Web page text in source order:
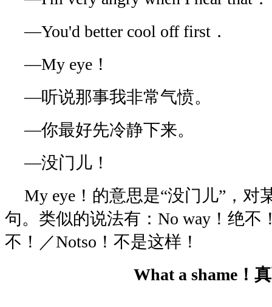
—You'd better cool off first．
—My eye！
—听说那事我非常气愤。
—你最好先冷静下来。
—没门儿！
My eye！的意思是“没门儿”，对
句。类似的说法有：No way！绝不
不！／Notso！不是这样！
What a shame！